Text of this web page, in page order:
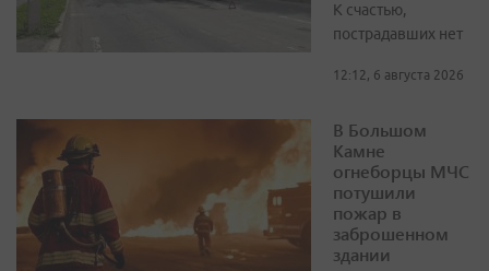
К счастью,
пострадавших нет
12:12, 6 августа 2026
В Большом
Камне
огнеборцы МЧС
потушили
пожар в
заброшенном
здании